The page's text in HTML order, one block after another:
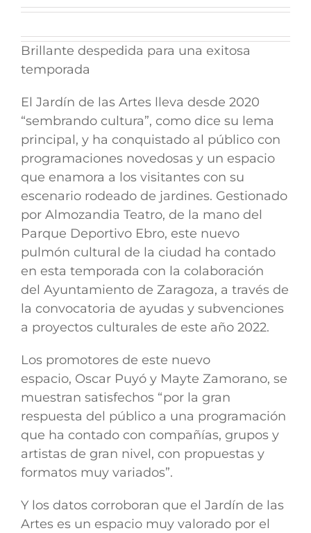
Brillante despedida para una exitosa
temporada
El Jardín de las Artes lleva desde 2020
“sembrando cultura”, como dice su lema
principal, y ha conquistado al público con
programaciones novedosas y un espacio
que enamora a los visitantes con su
escenario rodeado de jardines. Gestionado
por Almozandia Teatro, de la mano del
Parque Deportivo Ebro, este nuevo
pulmón cultural de la ciudad ha contado
en esta temporada con la colaboración
del Ayuntamiento de Zaragoza, a través de
la convocatoria de ayudas y subvenciones
a proyectos culturales de este año 2022.
Los promotores de este nuevo
espacio, Oscar Puyó y Mayte Zamorano, se
muestran satisfechos “por la gran
respuesta del público a una programación
que ha contado con compañías, grupos y
artistas de gran nivel, con propuestas y
formatos muy variados”.
Y los datos corroboran que el Jardín de las
Artes es un espacio muy valorado por el